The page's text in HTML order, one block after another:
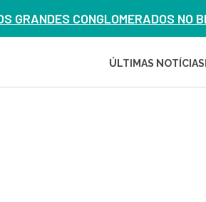
GRANDES CONGLOMERADOS
ÚLTIMAS NOTÍCIAS